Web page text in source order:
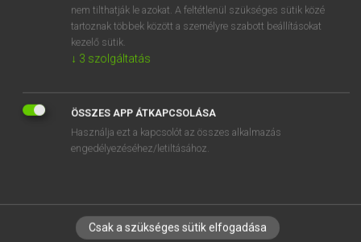
OKTATÁSI INTÉZMÉNYEKNEK
VÁLLALATI MEGOLDÁSOK
RÓLUNK
ELÉRHETŐSÉG
SÜTI BEÁLLÍTÁSOK
nem tilthatják le azokat. A feltétlenül szükséges sütik közé
tartoznak többek között a személyre szabott beállításokat
kezelő sütik.
↓ 3 szolgáltatás
ÖSSZES APP ÁTKAPCSOLÁSA
Használja ezt a kapcsolót az összes alkalmazás
engedélyezéséhez/letiltásához.
Csak a szükséges sütik elfogadása